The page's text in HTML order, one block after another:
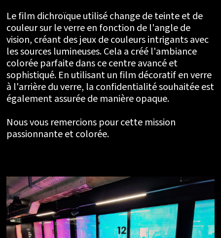
Le film dichroïque utilisé change de teinte et de
couleur sur le verre en fonction de l'angle de
vision, créant des jeux de couleurs intrigants avec
les sources lumineuses. Cela a créé l'ambiance
colorée parfaite dans ce centre avancé et
sophistiqué. En utilisant un film décoratif en verre
à l'arrière du verre, la confidentialité souhaitée est
également assurée de manière opaque.
Nous vous remercions pour cette mission
passionnante et colorée.